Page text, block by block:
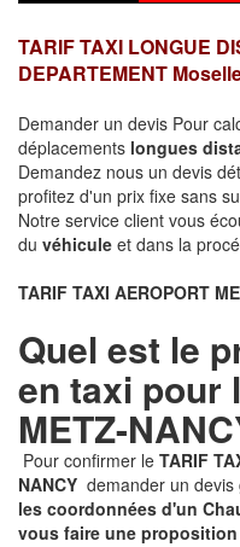
TARIF TAXI LONGUE
DEPARTEMENT
Demander un devis Pour
déplacements longues
Demandez nous un devis
profitez d'un prix fixe sans
Notre service client vous
du véhicule et dans la
TARIF TAXI AEROPORT
Quel est le
en taxi pour
METZ-
Pour confirmer le TARIF
NANCY demander un
les coordonnées d'un
vous faire une